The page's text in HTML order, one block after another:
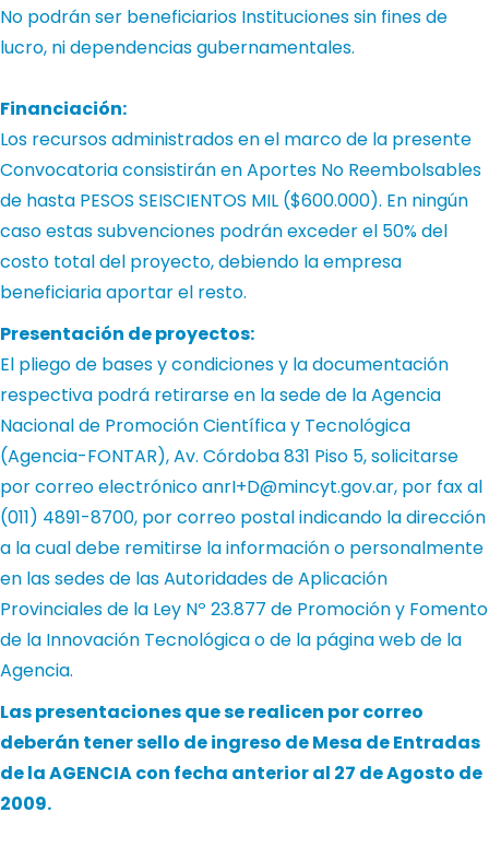
No podrán ser beneficiarios Instituciones sin fines de
lucro, ni dependencias gubernamentales.
Financiación:
Los recursos administrados en el marco de la presente
Convocatoria consistirán en Aportes No Reembolsables
de hasta PESOS SEISCIENTOS MIL ($600.000). En ningún
caso estas subvenciones podrán exceder el 50% del
costo total del proyecto, debiendo la empresa
beneficiaria aportar el resto.
Presentación de proyectos:
El pliego de bases y condiciones y la documentación
respectiva podrá retirarse en la sede de la Agencia
Nacional de Promoción Científica y Tecnológica
(Agencia-FONTAR), Av. Córdoba 831 Piso 5, solicitarse
por correo electrónicoanrI+D@mincyt.gov.ar, por fax al
(011) 4891-8700, por correo postal indicando la dirección
a la cual debe remitirse la información o personalmente
en las sedes de lasAutoridades de Aplicación
Provinciales de la Ley Nº 23.877 de Promoción y Fomento
de la Innovación Tecnológica o de la página web de la
Agencia.
Las presentaciones que se realicen por correo
deberán tener sello de ingreso de Mesa de Entradas
de la AGENCIA con fecha anterior al 27 de Agosto de
2009.